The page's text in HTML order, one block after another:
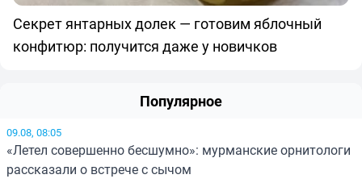
Секрет янтарных долек — готовим яблочный
конфитюр: получится даже у новичков
Популярное
09.08, 08:05
«Летел совершенно бесшумно»: мурманские орнитологи
рассказали о встрече с сычом